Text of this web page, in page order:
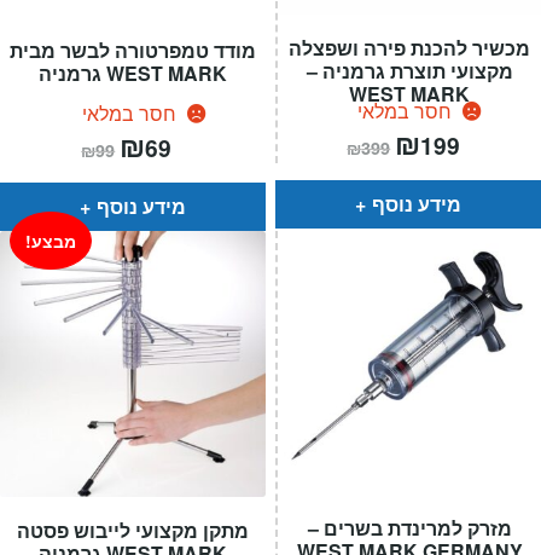
מודד טמפרטורה לבשר מבית
WEST MARK גרמניה
חסר במלאי
₪99 המחיר
המקורי
היה:
₪99.
₪69
הוא:
מידע נוסף
מכשיר להכנת פירה ושפצלה
מקצועי תוצרת גרמניה –
WEST MARK
חסר במלאי
₪399 המחיר
המקורי
היה:
₪399.
₪199
הוא:
מידע נוסף
מתקן מקצועי לייבוש פסטה
מבצע!
מזרק למרינדת בשרים –